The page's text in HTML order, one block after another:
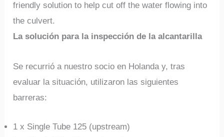
friendly solution to help cut off the water flowing into
the culvert.
La solución para la inspección de la alcantarilla
Se recurrió a nuestro socio en Holanda y, tras
evaluar la situación, utilizaron las siguientes
barreras:
1 x Single Tube 125 (upstream)